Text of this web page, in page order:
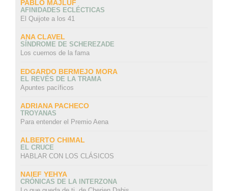
PABLO MAJLUF
AFINIDADES ECLÉCTICAS
El Quijote a los 41
ANA CLAVEL
SÍNDROME DE SCHEREZADE
Los cuernos de la fama
EDGARDO BERMEJO MORA
EL REVÉS DE LA TRAMA
Apuntes pacíficos
ADRIANA PACHECO
TROYANAS
Para entender el Premio Aena
ALBERTO CHIMAL
EL CRUCE
HABLAR CON LOS CLÁSICOS
NAIEF YEHYA
CRÓNICAS DE LA INTERZONA